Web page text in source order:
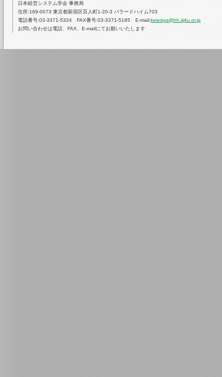
日本経営システム学会 事務局
住所:169-0073 東京都新宿区百人町1-20-3 バラードハイム703
電話番号:03-3371-5324 FAX番号:03-3371-5185 E-mail:keieisys@hh.iij4u.or.jp
お問い合わせは電話、FAX、E-mailにてお願いいたします